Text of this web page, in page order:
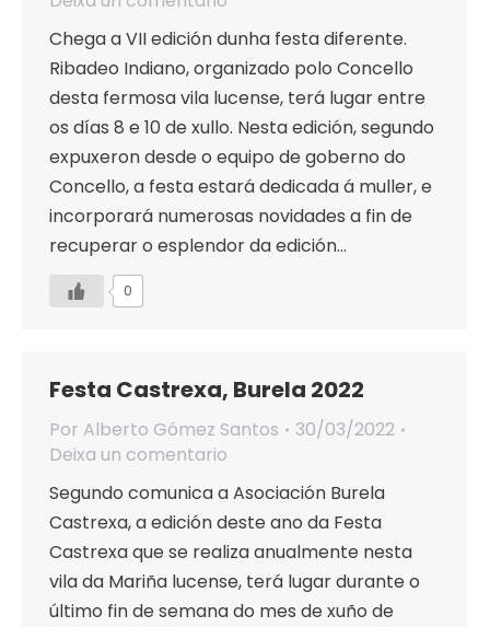
Chega a VII edición dunha festa diferente.
Ribadeo Indiano, organizado polo Concello
desta fermosa vila lucense, terá lugar entre
os días 8 e 10 de xullo. Nesta edición, segundo
expuxeron desde o equipo de goberno do
Concello, a festa estará dedicada á muller, e
incorporará numerosas novidades a fin de
recuperar o esplendor da edición…
0
Festa Castrexa, Burela 2022
Por Alberto Gómez Santos
30/03/2022
Deixa un comentario
Segundo comunica a Asociación Burela
Castrexa, a edición deste ano da Festa
Castrexa que se realiza anualmente nesta
vila da Mariña lucense, terá lugar durante o
último fin de semana do mes de xuño de